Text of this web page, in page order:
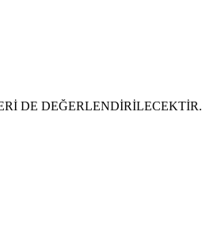
DE DEĞERLENDİRİLECEKTİR.